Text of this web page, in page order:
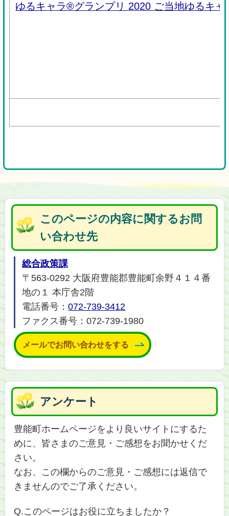
ゆるキャラ®グランプリ 2020 ご当地ゆるキャ
このページの内容に関するお問
い合わせ先
総合政策課
〒563-0292 大阪府豊能郡豊能町余野４１４番
地の１ 本庁舎2階
電話番号：072-739-3412
ファクス番号：072-739-1980
メールでお問い合わせをする
アンケート
豊能町ホームページをより良いサイトにするた
めに、皆さまのご意見・ご感想をお聞かせくだ
さい。
なお、この欄からのご意見・ご感想には返信で
きませんのでご了承ください。
Q.このページはお役に立ちましたか？